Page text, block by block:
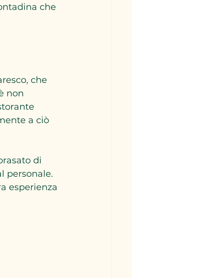
che
che
non
a ciò
di
personale.
esperienza